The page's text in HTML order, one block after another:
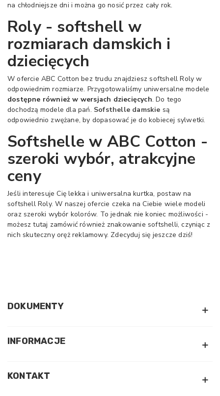
na chłodniejsze dni i można go nosić przez cały rok.
Roly - softshell w
rozmiarach damskich i
dziecięcych
W ofercie ABC Cotton bez trudu znajdziesz softshell Roly w
odpowiednim rozmiarze. Przygotowaliśmy uniwersalne modele
dostępne również w wersjach dziecięcych. Do tego
dochodzą modele dla pań. Sofsthelle damskie są
odpowiednio zwężane, by dopasować je do kobiecej sylwetki.
Softshelle w ABC Cotton -
szeroki wybór, atrakcyjne
ceny
Jeśli interesuje Cię lekka i uniwersalna kurtka, postaw na
softshell Roly. W naszej ofercie czeka na Ciebie wiele modeli
oraz szeroki wybór kolorów. To jednak nie koniec możliwości -
możesz tutaj zamówić również znakowanie softshelli, czyniąc z
nich skuteczny oręż reklamowy. Zdecyduj się jeszcze dziś!
DOKUMENTY
INFORMACJE
KONTAKT